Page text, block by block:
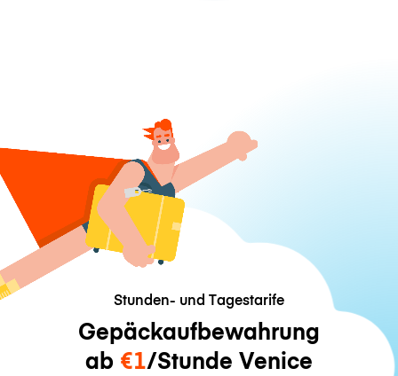
Stunden- und Tagestarife
Gepäckaufbewahrung
ab €1/Stunde Venice